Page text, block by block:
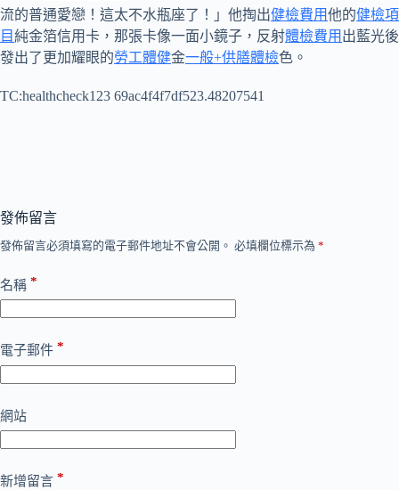
流的普通愛戀！這太不水瓶座了！」他掏出健檢費用他的健檢項
目純金箔信用卡，那張卡像一面小鏡子，反射體檢費用 出藍光後
發出了更加耀眼的勞工體健金一般+供膳體檢色。
TC:healthcheck123 69ac4f4f7df523.48207541
發佈留言
發佈留言必須填寫的電子郵件地址不會公開。 必填欄位標示為 *
名稱 *
電子郵件 *
網站
新增留言 *